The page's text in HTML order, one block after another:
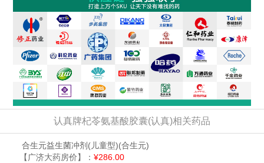
认真牌杞苓氨基酸胶囊(认真)相关药品
合生元益生菌冲剂(儿童型)(合生元)
【广济大药房价】： ¥286.00